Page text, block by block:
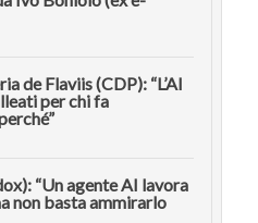
de Flaviis (CDP): “L’AI
per chi fa
“Un agente AI lavora
non basta ammirarlo